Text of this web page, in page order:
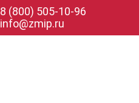
8 (800) 505-10-96
info@zmip.ru